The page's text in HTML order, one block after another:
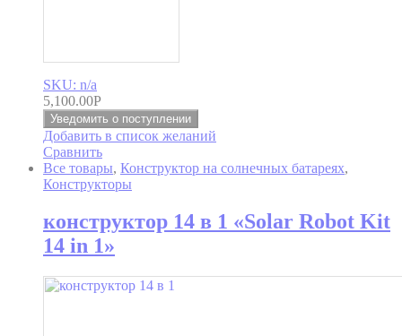
SKU: n/a
5,100.00Р
Уведомить о поступлении
Добавить в список желаний
Сравнить
Все товары, Конструктор на солнечных батареях,
Конструкторы
конструктор 14 в 1 «Solar Robot Kit
14 in 1»